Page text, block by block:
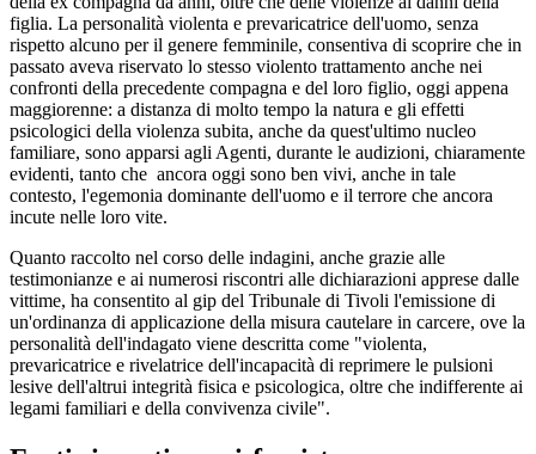
figlia. La personalità violenta e prevaricatrice dell'uomo, senza
rispetto alcuno per il genere femminile, consentiva di scoprire che in
passato aveva riservato lo stesso violento trattamento anche nei
confronti della precedente compagna e del loro figlio, oggi appena
maggiorenne: a distanza di molto tempo la natura e gli effetti
psicologici della violenza subita, anche da quest'ultimo nucleo
familiare, sono apparsi agli Agenti, durante le audizioni, chiaramente
evidenti, tanto che ancora oggi sono ben vivi, anche in tale
contesto, l'egemonia dominante dell'uomo e il terrore che ancora
incute nelle loro vite.
Quanto raccolto nel corso delle indagini, anche grazie alle
testimonianze e ai numerosi riscontri alle dichiarazioni apprese dalle
vittime, ha consentito al gip del Tribunale di Tivoli l'emissione di
un'ordinanza di applicazione della misura cautelare in carcere, ove la
personalità dell'indagato viene descritta come "violenta,
prevaricatrice e rivelatrice dell'incapacità di reprimere le pulsioni
lesive dell'altrui integrità fisica e psicologica, oltre che indifferente ai
legami familiari e della convivenza civile".